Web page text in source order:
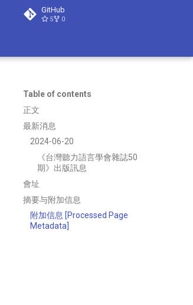
GitHub
5 0
Table of contents
正文
最新消息
2024-06-20
《台灣聽力語言學會雜誌50
期》出版訊息
會址
摘要与附加信息
附加信息 [Processed Page
Metadata]